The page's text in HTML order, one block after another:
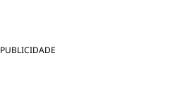
PUBLICIDADE